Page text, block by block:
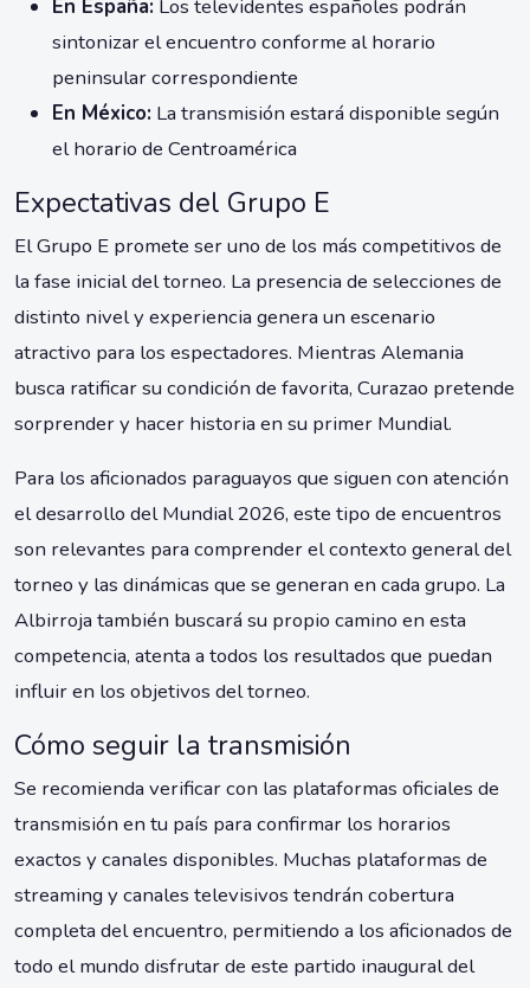
En España: Los televidentes españoles podrán
sintonizar el encuentro conforme al horario
peninsular correspondiente
En México: La transmisión estará disponible según
el horario de Centroamérica
Expectativas del Grupo E
El Grupo E promete ser uno de los más competitivos de
la fase inicial del torneo. La presencia de selecciones de
distinto nivel y experiencia genera un escenario
atractivo para los espectadores. Mientras Alemania
busca ratificar su condición de favorita, Curazao pretende
sorprender y hacer historia en su primer Mundial.
Para los aficionados paraguayos que siguen con atención
el desarrollo del Mundial 2026, este tipo de encuentros
son relevantes para comprender el contexto general del
torneo y las dinámicas que se generan en cada grupo. La
Albirroja también buscará su propio camino en esta
competencia, atenta a todos los resultados que puedan
influir en los objetivos del torneo.
Cómo seguir la transmisión
Se recomienda verificar con las plataformas oficiales de
transmisión en tu país para confirmar los horarios
exactos y canales disponibles. Muchas plataformas de
streaming y canales televisivos tendrán cobertura
completa del encuentro, permitiendo a los aficionados de
todo el mundo disfrutar de este partido inaugural del